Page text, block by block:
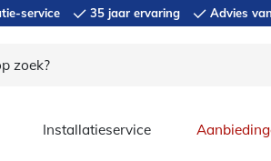
service 35 jaar ervaring Advies
Installatieservice